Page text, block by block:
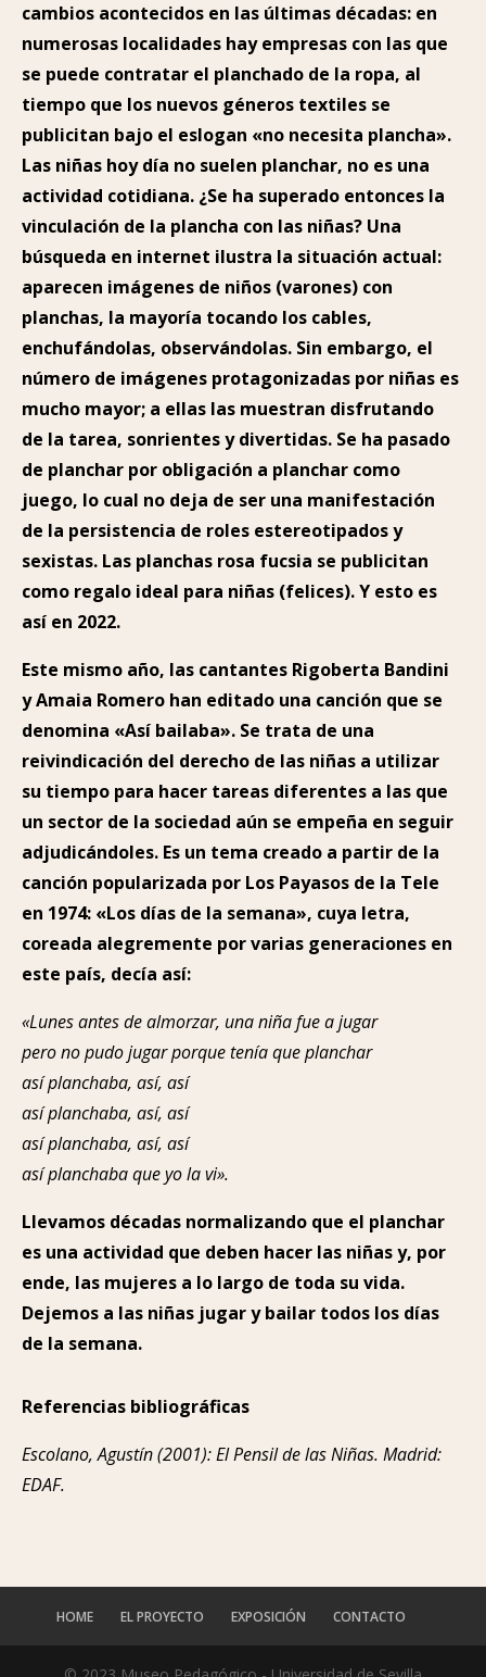
cambios acontecidos en las últimas décadas: en
numerosas localidades hay empresas con las que
se puede contratar el planchado de la ropa, al
tiempo que los nuevos géneros textiles se
publicitan bajo el eslogan «no necesita plancha».
Las niñas hoy día no suelen planchar, no es una
actividad cotidiana. ¿Se ha superado entonces la
vinculación de la plancha con las niñas? Una
búsqueda en internet ilustra la situación actual:
aparecen imágenes de niños (varones) con
planchas, la mayoría tocando los cables,
enchufándolas, observándolas. Sin embargo, el
número de imágenes protagonizadas por niñas es
mucho mayor; a ellas las muestran disfrutando
de la tarea, sonrientes y divertidas. Se ha pasado
de planchar por obligación a planchar como
juego, lo cual no deja de ser una manifestación
de la persistencia de roles estereotipados y
sexistas. Las planchas rosa fucsia se publicitan
como regalo ideal para niñas (felices). Y esto es
así en 2022.
Este mismo año, las cantantes Rigoberta Bandini
y Amaia Romero han editado una canción que se
denomina «Así bailaba». Se trata de una
reivindicación del derecho de las niñas a utilizar
su tiempo para hacer tareas diferentes a las que
un sector de la sociedad aún se empeña en seguir
adjudicándoles. Es un tema creado a partir de la
canción popularizada por Los Payasos de la Tele
en 1974: «Los días de la semana», cuya letra,
coreada alegremente por varias generaciones en
este país, decía así:
«Lunes antes de almorzar, una niña fue a jugar
pero no pudo jugar porque tenía que planchar
así planchaba, así, así
así planchaba, así, así
así planchaba, así, así
así planchaba que yo la vi».
Llevamos décadas normalizando que el planchar
es una actividad que deben hacer las niñas y, por
ende, las mujeres a lo largo de toda su vida.
Dejemos a las niñas jugar y bailar todos los días
de la semana.
Referencias bibliográficas
Escolano, Agustín (2001): El Pensil de las Niñas. Madrid:
EDAF.
HOME EL PROYECTO EXPOSICIÓN CONTACTO